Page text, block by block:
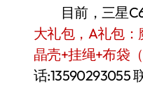
目前，三星
大礼包，A礼包：
晶壳+挂绳+布袋
话:13590293055